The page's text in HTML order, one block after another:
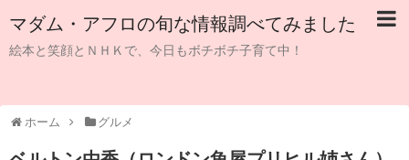
マダム・アフロの旬な情報調べてみました
絵本と笑顔とＮＨＫで、今日もボチボチ子育て中！
ホーム グルメ